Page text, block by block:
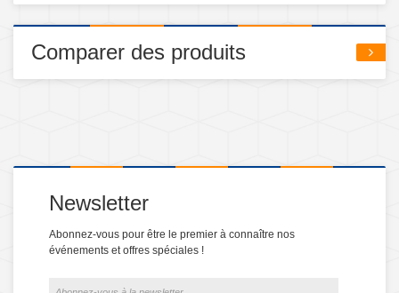
Comparer des produits
Newsletter
Abonnez-vous pour être le premier à connaître nos
événements et offres spéciales !